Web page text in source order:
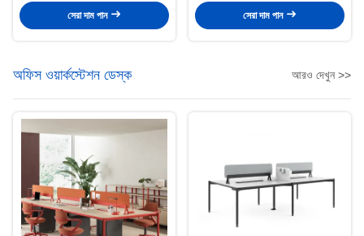
সেরা দাম পান
সেরা দাম পান
অফিস ওয়ার্কস্টেশন ডেস্ক আরও দেখুন >>